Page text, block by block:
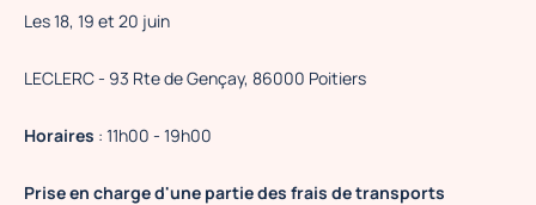
Les 18, 19 et 20 juin
LECLERC - 93 Rte de Gençay, 86000 Poitiers
Horaires : 11h00 - 19h00
Prise en charge d'une partie des frais de transports